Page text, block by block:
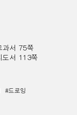
과서 75쪽
도서 113쪽
#드로잉